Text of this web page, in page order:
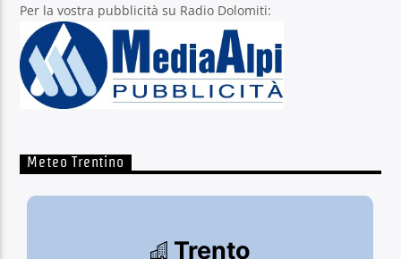
Per la vostra pubblicità su Radio Dolomiti:
Meteo Trentino